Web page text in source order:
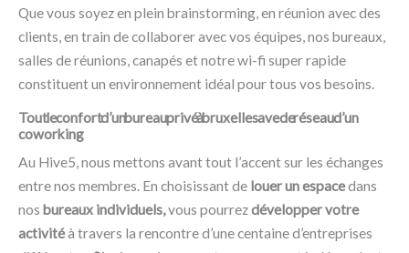
Que vous soyez en plein brainstorming, en réunion avec des
clients, en train de collaborer avec vos équipes, nos bureaux,
salles de réunions, canapés et notre wi-fi super rapide
constituent un environnement idéal pour tous vos besoins.
Tout le confort d’un bureau privé à bruxelles avec le réseau d’un
coworking
Au Hive5, nous mettons avant tout l’accent sur les échanges
entre nos membres. En choisissant de louer un espacedans
nos bureaux individuels,vous pourrezdévelopper votre
activitéà travers la rencontre d’une centaine d’entreprises